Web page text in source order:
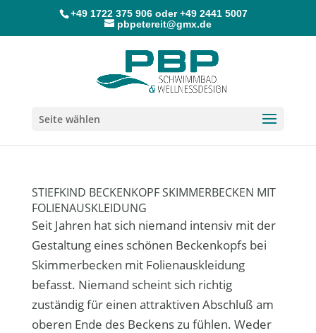
+49 1722 375 906oder+49 2441 5007
pbpetereit@gmx.de
Seite wählen
STIEFKIND BECKENKOPF SKIMMERBECKEN MIT
FOLIENAUSKLEIDUNG
Seit Jahren hat sich niemand intensiv mit der
Gestaltung eines schönen Beckenkopfs bei
Skimmerbecken mit Folienauskleidung
befasst. Niemand scheint sich richtig
zuständig für einen attraktiven Abschluß am
oberen Ende des Beckens zu fühlen. Weder